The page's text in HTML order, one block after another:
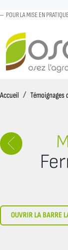
POUR LA MISE EN
Accueil AccueilTémoignages
OUVRIR LA BARRE